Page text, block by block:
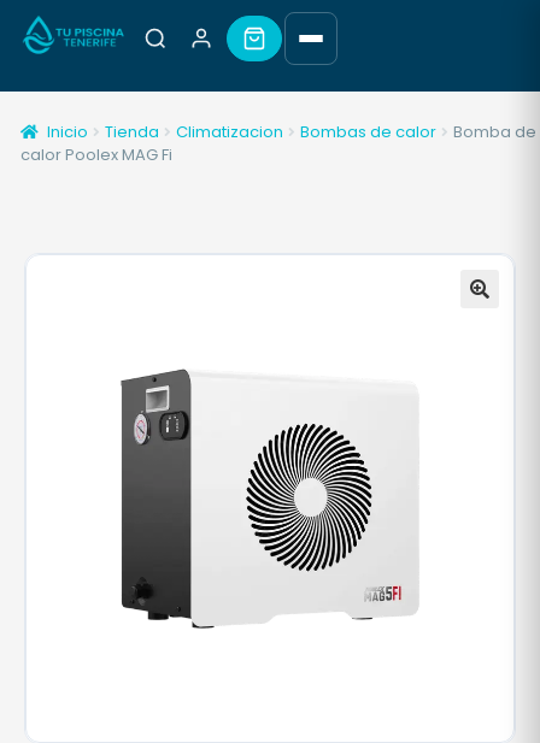
Inicio Tienda Climatizacion Bombas de calor
Bomba de
calor Poolex MAG Fi